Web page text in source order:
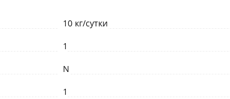
10 кг/сутки
1
N
1